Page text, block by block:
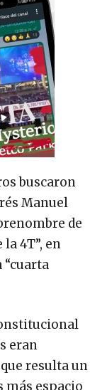
buscaron
Manuel
de
la 4T”, en
eran
resulta un
espacio